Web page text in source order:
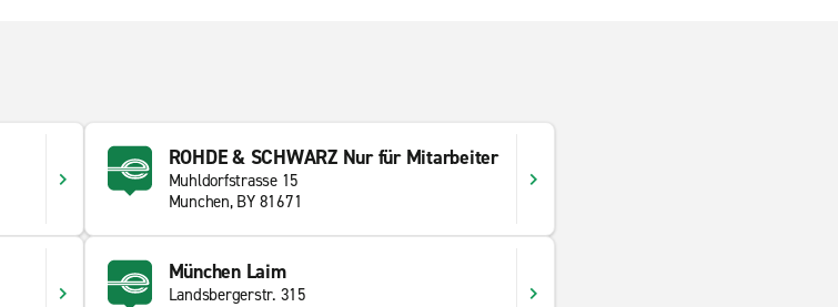
ROHDE & SCHWARZ Nur für Mitarbeiter
Muhldorfstrasse 15
Munchen, BY 81671
München Laim
Landsbergerstr. 315